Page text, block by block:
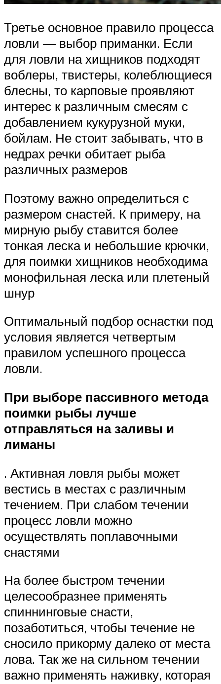
Третье основное правило процесса
ловли — выбор приманки. Если
для ловли на хищников подходят
воблеры, твистеры, колеблющиеся
блесны, то карповые проявляют
интерес к различным смесям с
добавлением кукурузной муки,
бойлам. Не стоит забывать, что в
недрах речки обитает рыба
различных размеров
Поэтому важно определиться с
размером снастей. К примеру, на
мирную рыбу ставится более
тонкая леска и небольшие крючки,
для поимки хищников необходима
монофильная леска или плетеный
шнур
Оптимальный подбор оснастки под
условия является четвертым
правилом успешного процесса
ловли.
При выборе пассивного метода
поимки рыбы лучше
отправляться на заливы и
лиманы
. Активная ловля рыбы может
вестись в местах с различным
течением. При слабом течении
процесс ловли можно
осуществлять поплавочными
снастями
На более быстром течении
целесообразнее применять
спиннинговые снасти,
позаботиться, чтобы течение не
сносило прикорму далеко от места
лова. Так же на сильном течении
важно применять наживку, которая